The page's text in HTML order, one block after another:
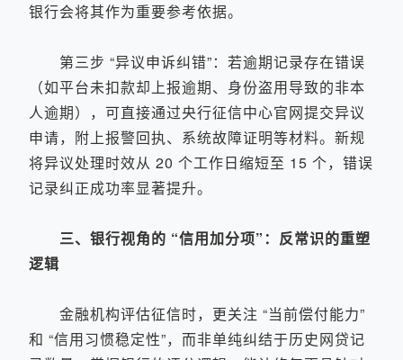
银行会将其作为重要参考依据。
第三步 “异议申诉纠错”：若逾期记录存在错误
（如平台未扣款却上报逾期、身份盗用导致的非本
人逾期），可直接通过央行征信中心官网提交异议
申请，附上报警回执、系统故障证明等材料。新规
将异议处理时效从 20 个工作日缩短至 15 个，错误
记录纠正成功率显著提升。
三、银行视角的 “信用加分项”：反常识的重塑
逻辑
金融机构评估征信时，更关注 “当前偿付能力”
和 “信用习惯稳定性”，而非单纯纠结于历史网贷记